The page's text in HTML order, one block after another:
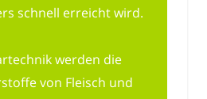
schnell erreicht wird.
werden die
von Fleisch und